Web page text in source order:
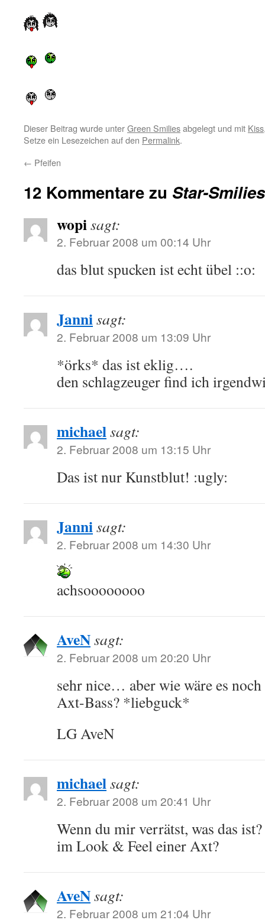
Dieser Beitrag wurde unterGreen Smiliesabgelegt und mit Kiss
Setze ein Lesezeichen auf den Permalink.
← Pfeifen
12 Kommentare zu Star-
wopisagt:
2. Februar 2008 um 00:14 Uhr
das blut spucken ist echt übel ::o:
Jannisagt:
2. Februar 2008 um 13:09 Uhr
*örks* das ist eklig….
den schlagzeuger find ich
michaelsagt:
2. Februar 2008 um 13:15 Uhr
Das ist nur Kunstblut! :ugly:
Jannisagt:
2. Februar 2008 um 14:30 Uhr
achsoooooooo
AveNsagt:
2. Februar 2008 um 20:20 Uhr
sehr nice… aber wie wäre es
Axt-Bass? *liebguck*
LG AveN
michaelsagt:
2. Februar 2008 um 20:41 Uhr
Wenn du mir verrätst, was das
im Look & Feel einer Axt?
AveNsagt:
2. Februar 2008 um 21:04 Uhr